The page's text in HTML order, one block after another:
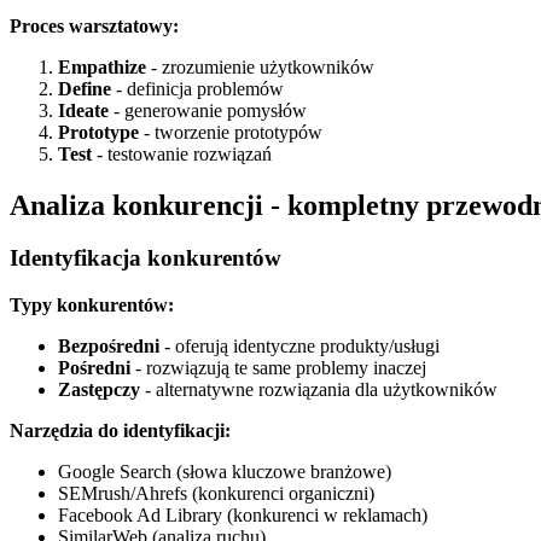
Proces warsztatowy:
Empathize - zrozumienie użytkowników
Define - definicja problemów
Ideate - generowanie pomysłów
Prototype - tworzenie prototypów
Test - testowanie rozwiązań
Analiza konkurencji - kompletny
Identyfikacja konkurentów
Typy konkurentów:
Bezpośredni - oferują identyczne produkty/usługi
Pośredni - rozwiązują te same problemy inaczej
Zastępczy - alternatywne rozwiązania dla użytkowników
Narzędzia do identyfikacji:
Google Search (słowa kluczowe branżowe)
SEMrush/Ahrefs (konkurenci organiczni)
Facebook Ad Library (konkurenci w reklamach)